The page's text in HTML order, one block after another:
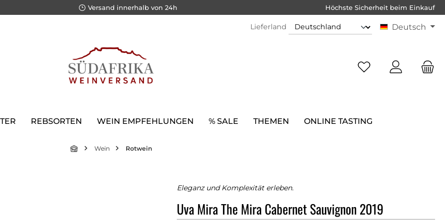
Versand innerhalb von 24h Höchste Sicherheit beim Einkauf
Lieferland Deutsch
REBSORTEN WEIN EMPFEHLUNGEN % SALE THEMEN ONLINE TASTING
Wein Rotwein
Eleganz und Komplexität erleben.
Uva Mira The Mira Cabernet Sauvignon 2019